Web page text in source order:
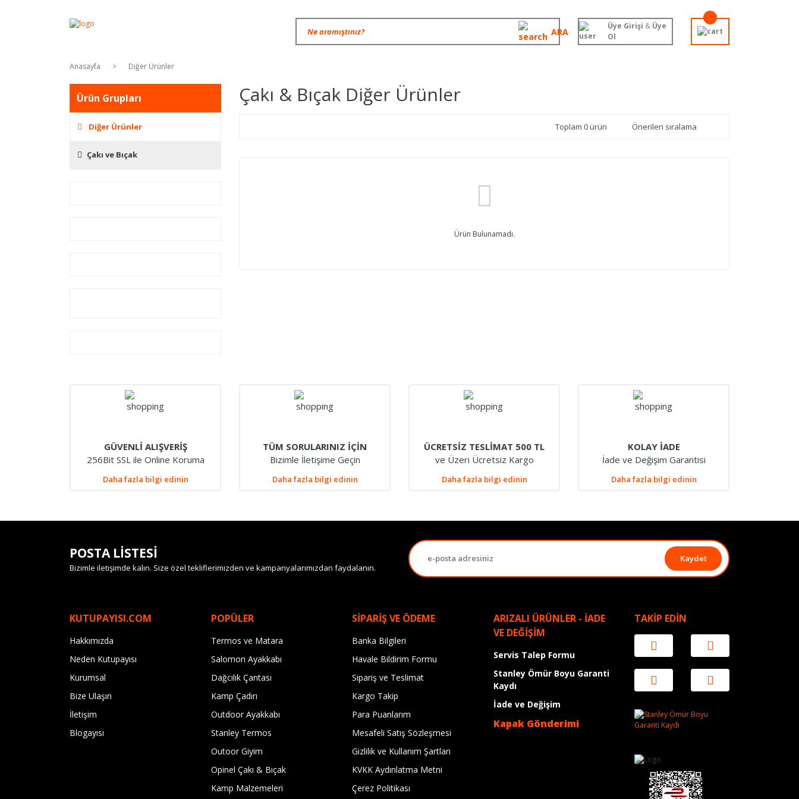
ARA Üye Girişi &Üye
Ol
Anasayfa Diğer Ürünler
Ürün Grupları
Diğer Ürünler
Çakı ve Bıçak
Çakı & Bıçak Diğer Ürünler
Toplam 0 ürün
Ürün Bulunamadı.
GÜVENLİ ALIŞVERİŞ
256Bit SSL ile Online Koruma
Daha fazla bilgi edinin
TÜM SORULARINIZ İÇİN
Bizimle İletişime Geçin
Daha fazla bilgi edinin
ÜCRETSİZ TESLİMAT 500 TL
ve Üzeri Ücretsiz Kargo
Daha fazla bilgi edinin
KOLAY İADE
İade ve Değişim Garantisi
Daha fazla bilgi edinin
POSTA LİSTESİ
Bizimle iletişimde kalın. Size özel tekliflerimizden ve kampanyalarımızdan faydalanın.
Kaydet
KUTUPAYISI.COM
Hakkımızda
Neden Kutupayısı
Kurumsal
Bize Ulaşın
İletişim
Blogayısı
POPÜLER
Termos ve Matara
Salomon Ayakkabı
Dağcılık Çantası
Kamp Çadırı
Outdoor Ayakkabı
Stanley Termos
Outoor Giyim
Opinel Çakı & Bıçak
Kamp Malzemeleri
SİPARİŞ VE ÖDEME
Banka Bilgileri
Havale Bildirim Formu
Sipariş ve Teslimat
Kargo Takip
Para Puanlarım
Mesafeli Satış Sözleşmesi
Gizlilik ve Kullanım Şartları
KVKK Aydınlatma Metni
Çerez Politikası
ARIZALI ÜRÜNLER - İADE
VE DEĞİŞİM
Servis Talep Formu
Stanley Ömür Boyu Garanti
Kaydı
İade ve Değişim
Kapak Gönderimi
TAKİP EDİN